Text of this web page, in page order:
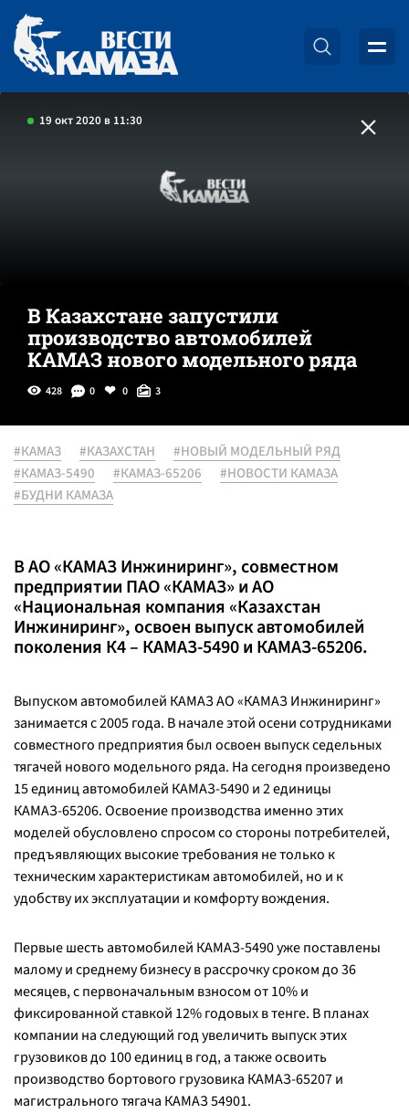
19 окт 2020 в 11:30
В Казахстане запустили
производство автомобилей
КАМАЗ нового модельного ряда
428 0 0 3
#КАМАЗ #КАЗАХСТАН
#НОВЫЙ МОДЕЛЬНЫЙ РЯД
#КАМАЗ-5490
#КАМАЗ-65206
#НОВОСТИ КАМАЗА
#БУДНИ КАМАЗА
В АО «КАМАЗ Инжиниринг», совместном
предприятии ПАО «КАМАЗ» и АО
«Национальная компания «Казахстан
Инжиниринг», освоен выпуск автомобилей
поколения К4 – КАМАЗ-5490 и КАМАЗ-65206.
Выпуском автомобилей КАМАЗ АО «КАМАЗ Инжиниринг»
занимается с 2005 года. В начале этой осени сотрудниками
совместного предприятия был освоен выпуск седельных
тягачей нового модельного ряда. На сегодня произведено
15 единиц автомобилей КАМАЗ-5490 и 2 единицы
КАМАЗ-65206. Освоение производства именно этих
моделей обусловлено спросом со стороны потребителей,
предъявляющих высокие требования не только к
техническим характеристикам автомобилей, но и к
удобству их эксплуатации и комфорту вождения.
Первые шесть автомобилей КАМАЗ-5490 уже поставлены
малому и среднему бизнесу в рассрочку сроком до 36
месяцев, с первоначальным взносом от 10% и
фиксированной ставкой 12% годовых в тенге. В планах
компании на следующий год увеличить выпуск этих
грузовиков до 100 единиц в год, а также освоить
производство бортового грузовика КАМАЗ-65207 и
магистрального тягача КАМАЗ 54901.